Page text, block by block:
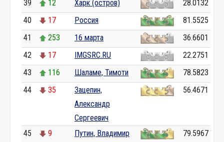
39 12 Харк (остров)
28.0132
40
17 Россия
81.5525
41
253 16 марта
36.6601
42
17 IMGSRC.RU
22.2751
43
116 Шаламе, Тимоти
78.5823
44
35
Зацепин,
Александр
Сергеевич
56.4671
45 9
Путин, Владимир
79.5967